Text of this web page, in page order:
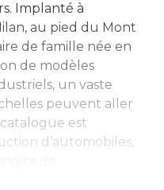
Implanté à
au pied du Mont
de famille née en
de modèles
un vaste
peuvent aller
catalogue est
d’automobiles,